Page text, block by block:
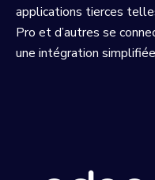
applications tierces
Pro et d’autres se
une intégration